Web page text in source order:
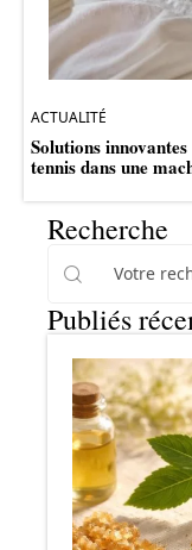
ACTUALITÉ
Solutions
tennis dans une
Recherche
Publiés